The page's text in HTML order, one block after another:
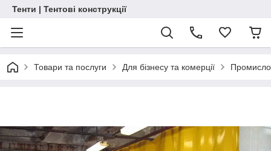
Тенти | Тентові конструкції
Товари та послуги Для бізнесу та комерції